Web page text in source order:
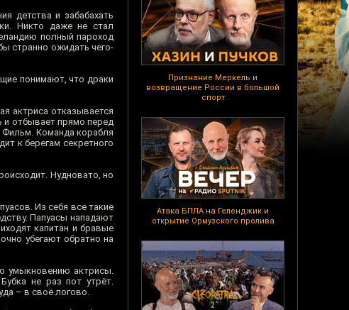
Признание Меркель и
возвращение России в большой
спорт
Атака БПЛА на Геленджик и
открытие Ормузского пролива
детства и забабахать
Никто даже не стал
полный пароход
странно ожидать чего-
понимают, что драки
актриса отказывается
и отбывает прямо перед
Фильм. Команда корабля
к берегам секретного
Нудновато, но
Из себя все такие
Папуасы нападают
капитан и бравые
убегают обратно на
умыкновению актрисы.
не раз пот утрёт.
– в своё логово.